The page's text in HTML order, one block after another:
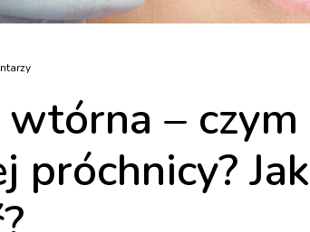
wtórna –
próchnicy?